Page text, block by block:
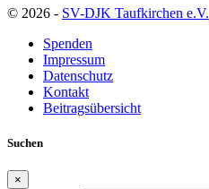
© 2026 - SV-DJK Taufkirchen e.V.
Spenden
Impressum
Datenschutz
Kontakt
Beitragsübersicht
Suchen
×